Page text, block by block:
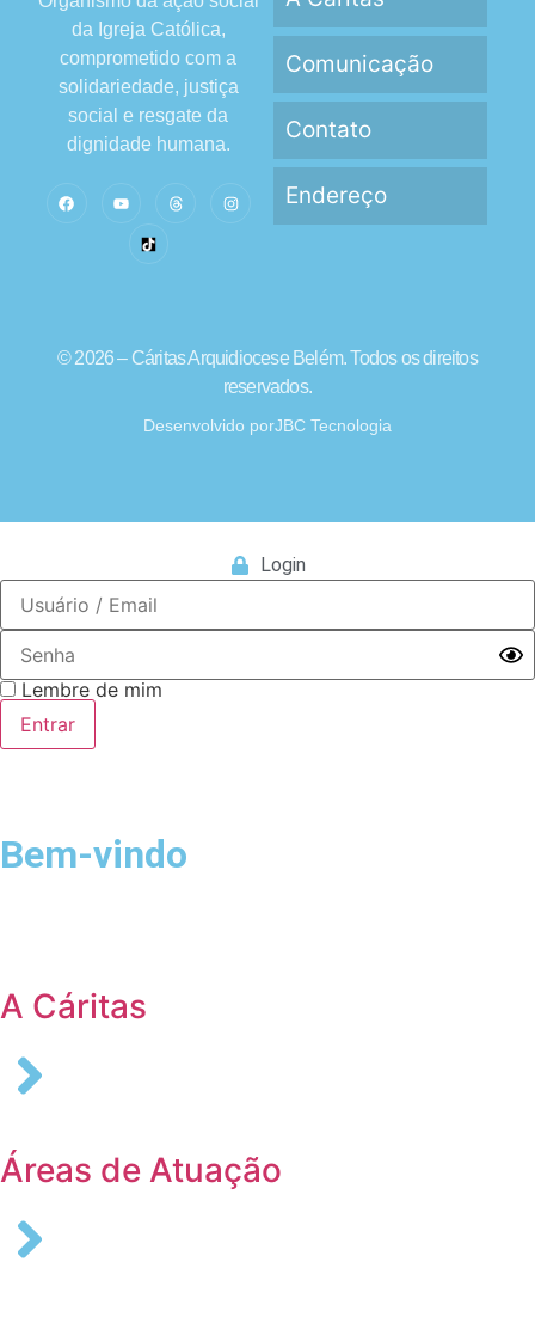
da Igreja Católica,
comprometido com a
solidariedade, justiça
social e resgate da
dignidade humana.
Comunicação
Contato
Endereço
© 2026 – Cáritas Arquidiocese Belém. Todos os direitos
reservados.
Desenvolvido porJBC Tecnologia
Login
Lembre de mim
Bem-vindo
A Cáritas
Áreas de Atuação